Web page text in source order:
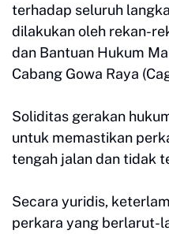
terhadap seluruh
dilakukan oleh rekan-
dan Bantuan Hukum
Cabang Gowa Raya
Soliditas gerakan
untuk memastikan
tengah jalan dan tidak
Secara yuridis,
perkara yang berlarut-